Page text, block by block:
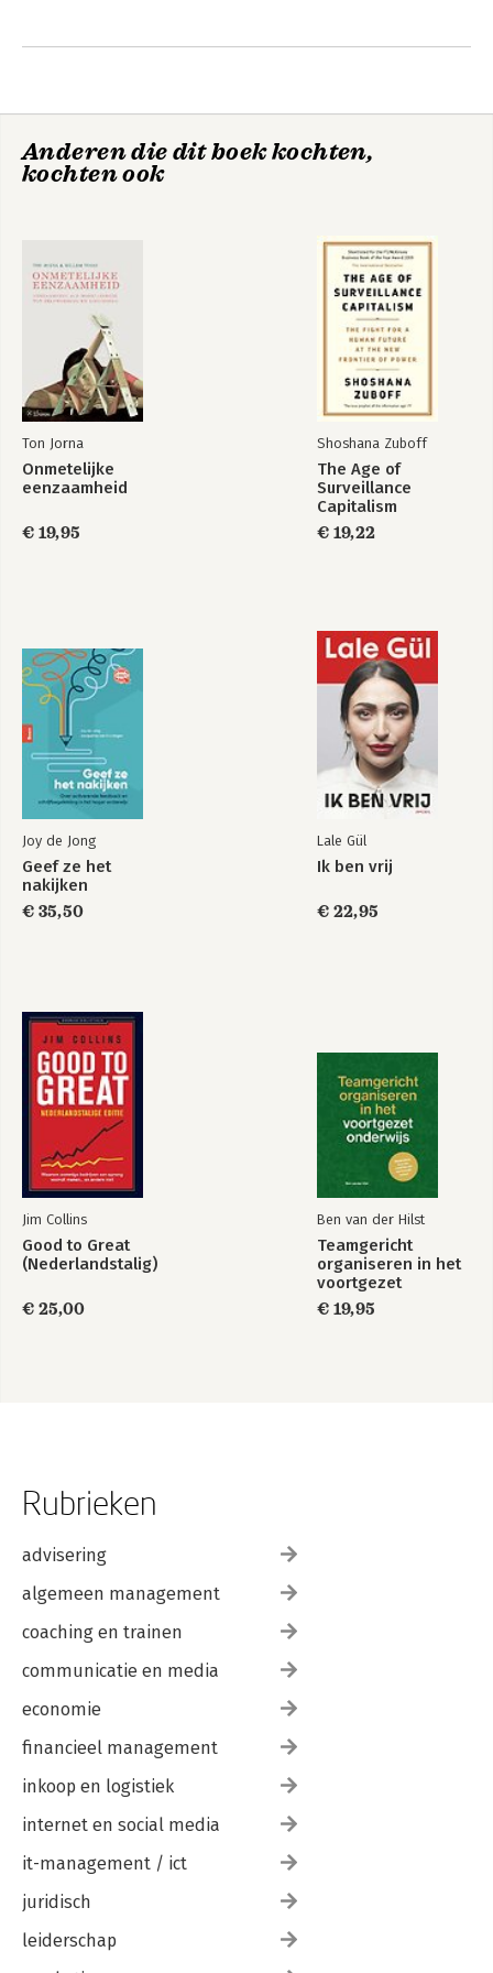
moeten weten, voor wo studenten politicologie en
Anderen die dit boek kochten,
kochten ook
Ton Jorna
Onmetelijke
eenzaamheid
€ 19,95
Shoshana Zuboff
The Age of
Surveillance
Capitalism
€ 19,22
Joy de Jong
Geef ze het
nakijken
€ 35,50
Lale Gül
Ik ben vrij
€ 22,95
Jim Collins
Good to Great
(Nederlandstalig)
€ 25,00
Ben van der Hilst
Teamgericht
organiseren in het
voortgezet
onderwijs
€ 19,95
Rubrieken
advisering
algemeen management
coaching en trainen
communicatie en media
economie
financieel management
inkoop en logistiek
internet en social media
it-management / ict
juridisch
leiderschap